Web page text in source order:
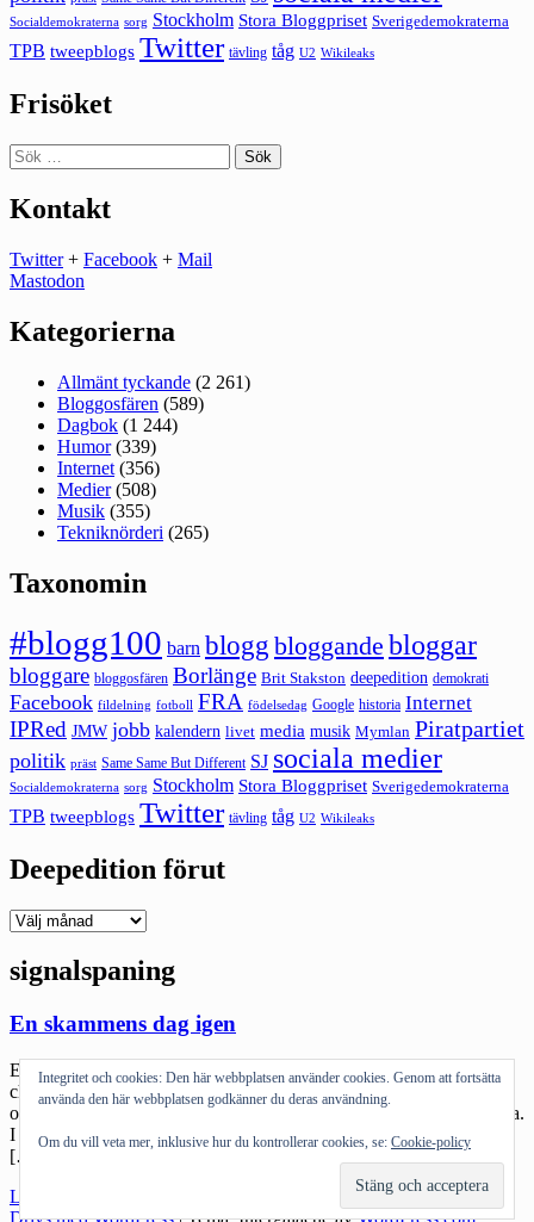
Socialdemokraterna sorg Stockholm Stora Bloggpriset Sverigedemokraterna
TPB tweepblogs Twitter tävling tåg U2 Wikileaks
Frisöket
Sök
efter:
Kontakt
Twitter+ Facebook + Mail
Mastodon
Kategorierna
Allmänt tyckande (2 261)
Bloggosfären (589)
Dagbok (1 244)
Humor(339)
Internet (356)
Medier(508)
Musik (355)
Tekniknörderi (265)
Taxonomin
#blogg100 barn blogg bloggande bloggar
bloggare bloggosfären Borlänge Brit Stakston deepedition demokrati
Facebook fildelning fotboll FRA födelsedag Google historia Internet
IPRed JMW jobb kalendern livet media musik Mymlan Piratpartiet
politik präst Same Same But Different SJ sociala medier
Socialdemokraterna sorg Stockholm Stora Bloggpriset Sverigedemokraterna
TPB tweepblogs Twitter tävling tåg U2 Wikileaks
Deepedition förut
Deepedition
signalspaning
En skammens dag igen
En vis man har sagt: For to be free is not merely to cast off one’s
chains, but to live in a way that respects and enhances the freedom
of others. Det känns som ett bra citat att börja med. Nelson Mandela.
I grunden det som alla individer borde se som en viktig regel. För
[…]
Läs mer
skammens
Drivs med WordPress |Tema: Intergalactic avWordPress.com.
Integritet och cookies: Den här webbplatsen använder cookies. Genom att fortsätta
använda den här webbplatsen godkänner du deras användning.
Om du vill veta mer, inklusive hur du kontrollerar cookies, se: Cookie-policy